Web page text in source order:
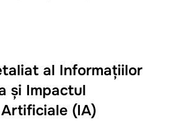
al Informațiilor
și Impactul
(IA)